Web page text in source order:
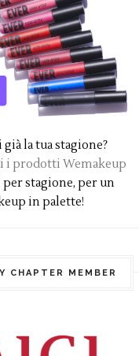
già la tua stagione?
i prodotti Wemakeup
stagione, per un
in palette!
CHAPTER MEMBER